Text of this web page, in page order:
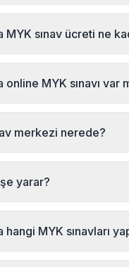
MYK belgesi
232 489 22 27) ile
sınavına
MYK sınav ücreti ne
Erzurum MYK sınav
online MYK sınavı var
Türkiye'de ilk online
online olarak MYK
merkezi nerede?
sınav merkezi İsmet
Hınıs, Erzurum
sınavlarına katılabilir.
yarar?
Belgesi, bireylerin
resmi bir belgedir. Bazı
Belge 5 yıl
hangi MYK sınavları
olarak Hınıs, Erzurum